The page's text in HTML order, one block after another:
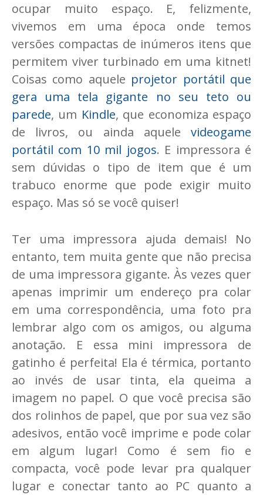
ocupar muito espaço. E, felizmente,
vivemos em uma época onde temos
versões compactas de inúmeros itens que
permitem viver turbinado em uma kitnet!
Coisas como aquele projetor portátil que
gera uma tela gigante no seu teto ou
parede, um Kindle, que economiza espaço
de livros, ou ainda aquele videogame
portátil com 10 mil jogos. E impressora é
sem dúvidas o tipo de item que é um
trabuco enorme que pode exigir muito
espaço. Mas só se você quiser!
Ter uma impressora ajuda demais! No
entanto, tem muita gente que não precisa
de uma impressora gigante. Às vezes quer
apenas imprimir um endereço pra colar
em uma correspondência, uma foto pra
lembrar algo com os amigos, ou alguma
anotação. E essa mini impressora de
gatinho é perfeita! Ela é térmica, portanto
ao invés de usar tinta, ela queima a
imagem no papel. O que você precisa são
dos rolinhos de papel, que por sua vez são
adesivos, então você imprime e pode colar
em algum lugar! Como é sem fio e
compacta, você pode levar pra qualquer
lugar e conectar tanto ao PC quanto a